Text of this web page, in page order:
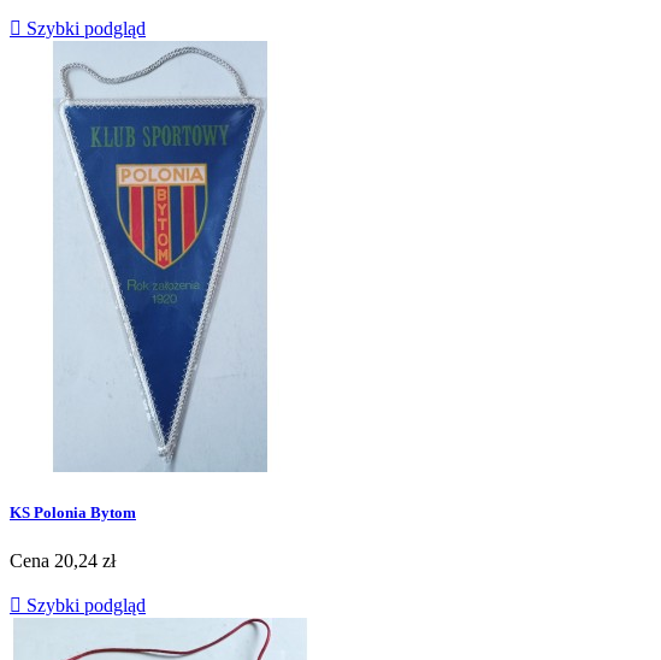
 Szybki podgląd
KS Polonia Bytom
Cena 20,24 zł
 Szybki podgląd